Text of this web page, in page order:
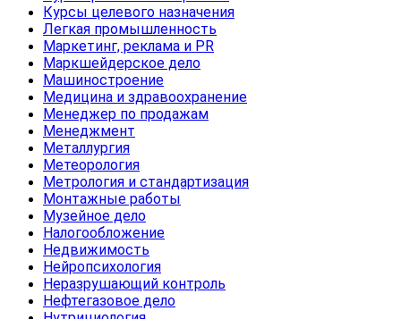
Курсы целевого назначения
Легкая промышленность
Маркетинг, реклама и PR
Маркшейдерское дело
Машиностроение
Медицина и здравоохранение
Менеджер по продажам
Менеджмент
Металлургия
Метеорология
Метрология и стандартизация
Монтажные работы
Музейное дело
Налогообложение
Недвижимость
Нейропсихология
Неразрушающий контроль
Нефтегазовое дело